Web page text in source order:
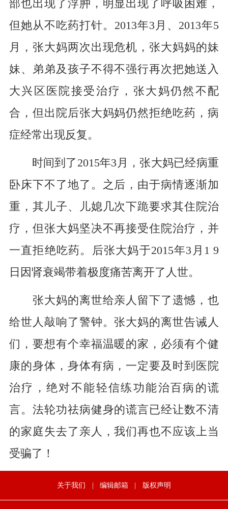
部也出现了浮肿，明显出现了呼吸困难，
但她从不吃药打针。2013年3月、2013年5
月，张大妈两次出现危机，张大妈妈的妹
妹、弟弟及孩子不得不强行再次把她送入
大兴区医院接受治疗，张大妈仍然不配
合，但出院后张大妈妈仍然拒绝吃药，病
症经常出现反复。
时间到了2015年3月，张大妈已经病重
卧床下不了地了。之后，由于病情逐渐加
重，其儿子、儿媳几次下跪要求其住院治
疗，但张大妈坚决不再接受住院治疗，并
一直拒绝吃药。后张大妈于2015年3月1 9
日因肾衰竭带着极度痛苦离开了人世。
张大妈的离世给亲人留下了遗憾，也
给世人敲响了警钟。张大妈的离世告诫人
们，要想有个幸福温暖的家，必须有个健
康的身体，身体有病，一定要及时到医院
治疗，绝对不能轻信练功能治百病的谎
言。法轮功祛病健身的谎言已经让数不清
的家庭失去了亲人，我们再也不应该上当
受骗了！
关于我们 | 编辑邮箱 | 版权声明